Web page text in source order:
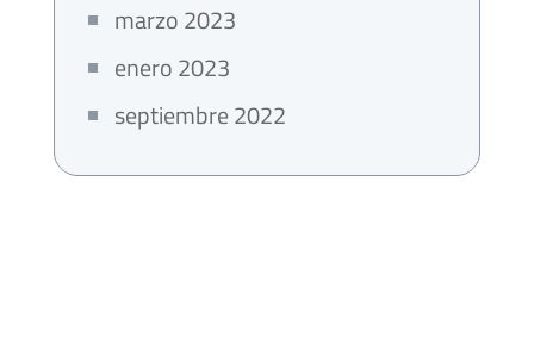
marzo 2023
enero 2023
septiembre 2022